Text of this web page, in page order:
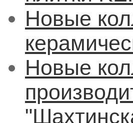
Новые
Новые